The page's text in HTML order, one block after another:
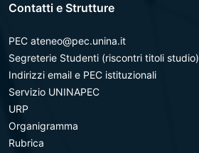
Contatti e Strutture
PEC ateneo@pec.unina.it
Segreterie Studenti (riscontri titoli studio)
Indirizzi email e PEC istituzionali
Servizio UNINAPEC
URP
Organigramma
Rubrica